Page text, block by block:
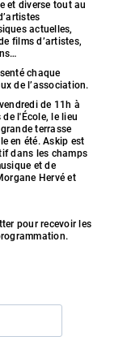
et diverse tout au
actuelles,
films d’artistes,
chaque
de l’association.
de 11h à
l'École, le lieu
terrasse
en été. Askip est
dans les champs
et de
Hervé et
pour recevoir les